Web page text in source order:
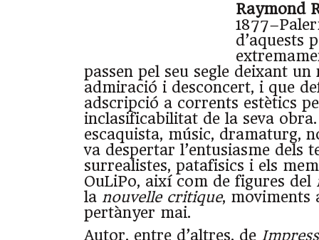
Raymond
d’aquests
passen pel seu segle deixant un
admiració i desconcert, i que
adscripció a corrents estètics
inclasificabilitat de la seva
escaquista, músic, dramaturg,
va despertar l’entusiasme dels
surrealistes, patafisics i els
OuLiPo, així com de figures del
la nouvelle critique, moviments
pertànyer mai.
Autor, entre d’altres, de